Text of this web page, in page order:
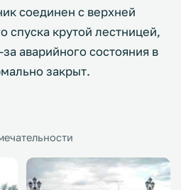
соединен с верхней
спуска крутой лестницей,
аварийного состояния в
закрыт.